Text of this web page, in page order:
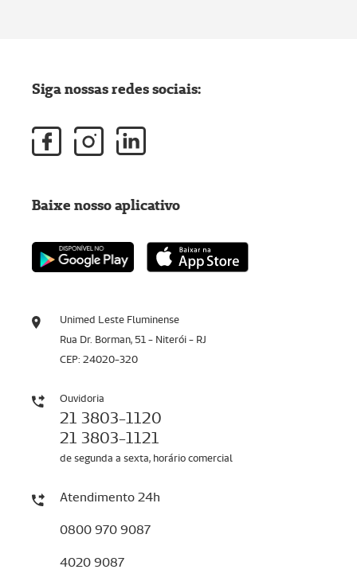
Unimed Leste Fluminense
Rua Dr. Borman, 51 - Niterói - RJ
CEP: 24020-320
Ouvidoria
21 3803-1120
21 3803-1121
de segunda a sexta, horário comercial
Atendimento 24h
0800 970 9087
4020 9087
Siga nossas redes sociais:
Baixe nosso aplicativo